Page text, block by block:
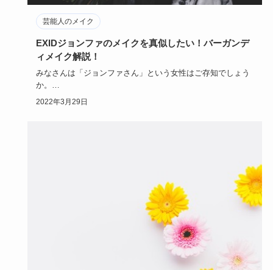
芸能人のメイク
EXIDジョンファのメイクを真似したい！バーガンデ
ィメイク解説！
みなさんは「ジョンファさん」という女性はご存知でしょう
か。
EXIDのメンバーであるジョンファさんのメイクが大人っぽく
2022年3月29日